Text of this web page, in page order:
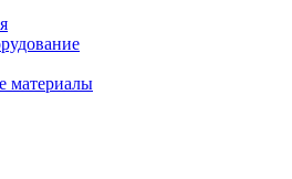
материалы